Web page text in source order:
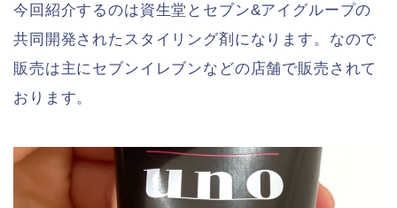
今回紹介するのは資生堂とセブン&アイグループの
共同開発されたスタイリング剤になります。なので
販売は主にセブンイレブンなどの店舗で販売されて
おります。